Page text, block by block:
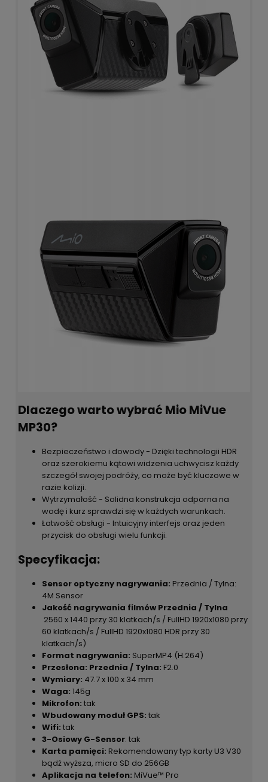
Dlaczego warto wybrać Mio MiVue
MP30?
Bezpieczeństwo i dowody - Dzięki technologii HDR
oraz szerokiemu kątowi widzenia uchwycisz każdy
szczegół swojej podróży, co może być kluczowe w
razie kolizji.
Wytrzymałość - Solidna konstrukcja odporna na
wodę i kurz sprawdzi się w każdych warunkach.
Łatwość obsługi - Intuicyjny interfejs oraz jeden
przycisk do obsługi wielu funkcji.
Specyfikacja:
Sensor optyczny nagrywania: Przednia / Tylna:
4M Sensor
Jakość nagrywania filmów Przednia / Tylna
2560 x 1440 przy 30 klatkach/s / FullHD 1920x1080 przy
60 klatkach/s / FullHD 1920x1080 HDR przy 30
klatkach/s)
Format nagrywania: SuperMP4 (H.264)
Przesłona: Przednia / Tylna: F2.0
Wymiary: 47.7 x 100 x 34 mm
Waga: 145g
Mikrofon: tak
Wbudowany moduł GPS: tak
Wifi: tak
3-Osiowy G-Sensor: tak
Karta pamięci: Rekomendowany typ karty U3 V30
bądź wyższa, micro SD do 256GB
Aplikacja na telefon: MiVue™ Pro